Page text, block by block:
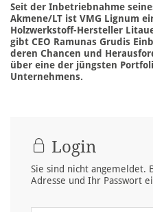
Seit der Inbetriebnahme
Akmene/LT ist VMG Lignum
Holzwerkstoff-Hersteller
gibt CEO Ramunas Grudis
deren Chancen und
über eine der jüngsten
Unternehmens.
Login
Sie sind nicht angemeldet.
Adresse und Ihr Passwort